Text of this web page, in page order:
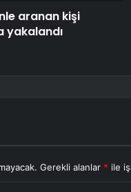
aranan kişi
yakalandı
Gerekli alanlar * ile